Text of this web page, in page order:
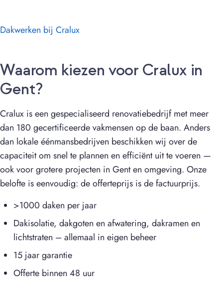
Dakwerken bij Cralux
Waarom kiezen voor Cralux in
Gent?
Cralux is een gespecialiseerd renovatiebedrijf met meer
dan 180 gecertificeerde vakmensen op de baan. Anders
dan lokale éénmansbedrijven beschikken wij over de
capaciteit om snel te plannen en efficiënt uit te voeren —
ook voor grotere projecten in Gent en omgeving. Onze
belofte is eenvoudig: de offerteprijs is de factuurprijs.
>1000 daken per jaar
Dakisolatie, dakgoten en afwatering, dakramen en
lichtstraten – allemaal in eigen beheer
15 jaar garantie
Offerte binnen 48 uur